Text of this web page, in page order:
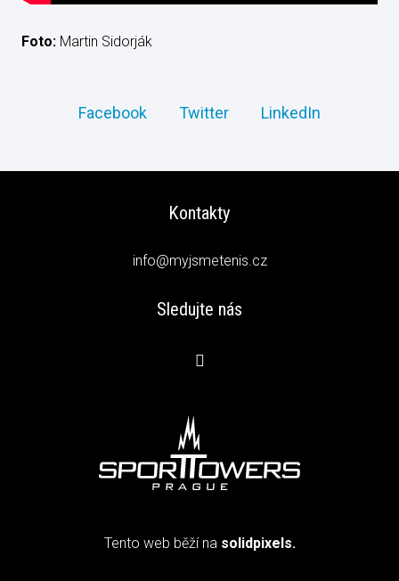
Foto: Martin Sidorják
Facebook Twitter LinkedIn
Kontakty
info@myjsmetenis.cz
Sledujte nás
Tento web běží na solidpixels.